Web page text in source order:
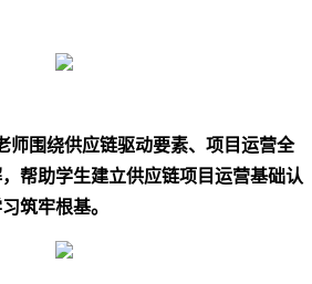
师围绕供应链驱动要素、项目运营全
帮助学生建立供应链项目运营基础认
筑牢根基。